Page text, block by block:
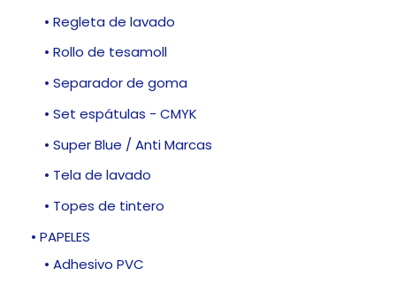
• Regleta de lavado
• Rollo de tesamoll
• Separador de goma
• Set espátulas - CMYK
• Super Blue / Anti Marcas
• Tela de lavado
• Topes de tintero
• PAPELES
• Adhesivo PVC